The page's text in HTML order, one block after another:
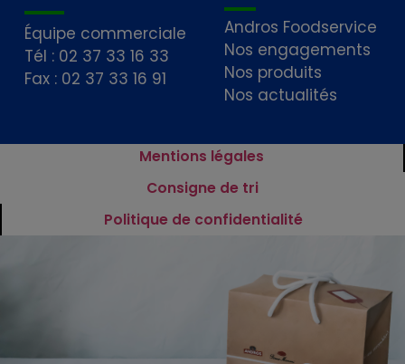
Équipe commerciale
Tél : 02 37 33 16 33
Fax : 02 37 33 16 91
Andros Foodservice
Nos engagements
Nos produits
Nos actualités
Mentions légales
Consigne de tri
Politique de confidentialité